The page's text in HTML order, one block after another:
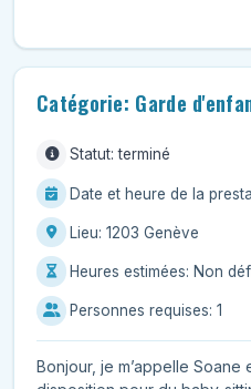
Catégorie: Garde
Statut: terminé
Date et heure de la
Lieu: 1203 Genève
Heures estimées: Non
Personnes requises: 1
Bonjour, je m’appelle Soane